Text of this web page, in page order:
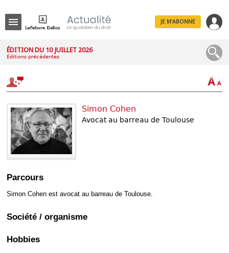
JE M'ABONNE
ÉDITION DU 10 JUILLET 2026
Éditions précédentes
Simon Cohen
Avocat au barreau de Toulouse
Parcours
Simon Cohen est avocat au barreau de Toulouse.
Société / organisme
Hobbies